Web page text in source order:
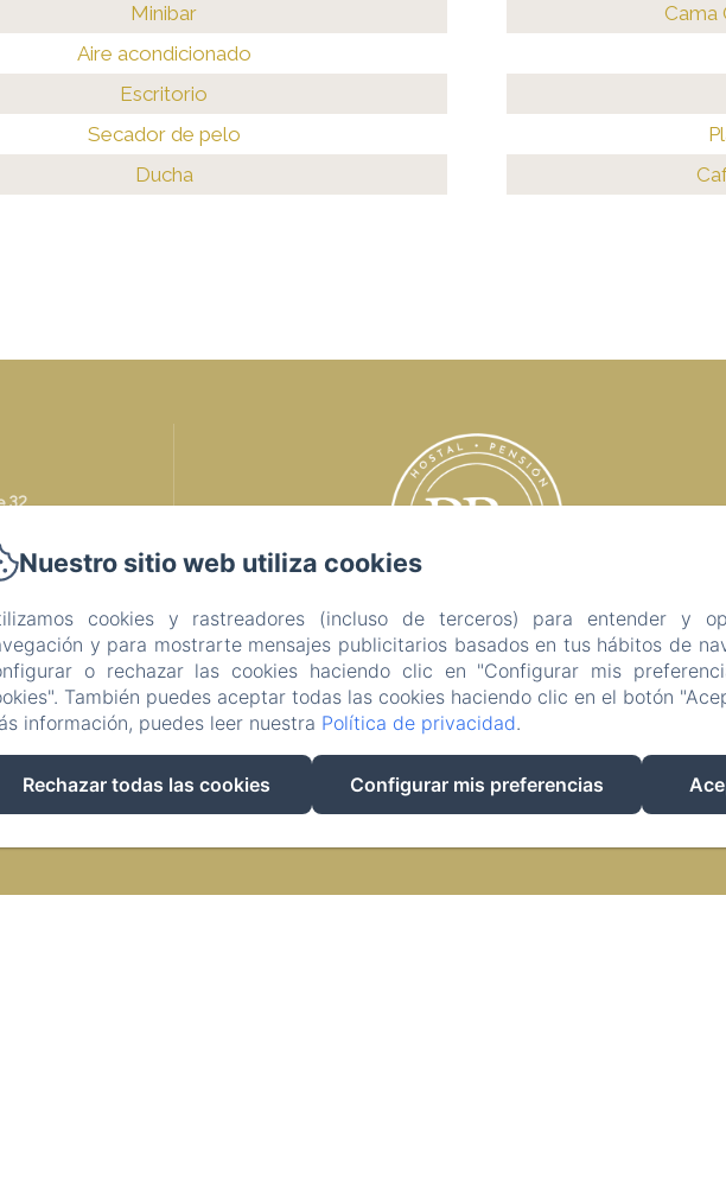
Minibar
Aire acondicionado
Escritorio
Secador de pelo
Ducha
Cama
32
32
157 097
EN
ES
Desarrollado con Amenitiz
Nuestro sitio web utiliza cookies
cookies y rastreadores (incluso de terceros) para entender y
y para mostrarte mensajes publicitarios basados en tus hábitos de
o rechazar las cookies haciendo clic en "Configurar mis
También puedes aceptar todas las cookies haciendo clic en el botón
información, puedes leer nuestra Política de privacidad.
Rechazar todas las cookies Configurar mis preferencias